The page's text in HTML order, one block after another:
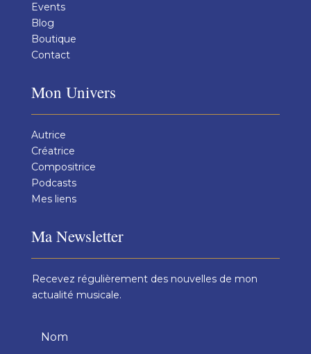
Events
Blog
Boutique
Contact
Mon Univers
Autrice
Créatrice
Compositrice
Podcasts
Mes liens
Ma Newsletter
Recevez régulièrement des nouvelles de mon
actualité musicale.